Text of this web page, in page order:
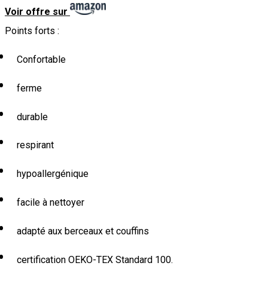
Voir offre sur
Points forts :
Confortable
ferme
durable
respirant
hypoallergénique
facile à nettoyer
adapté aux berceaux et couffins
certification OEKO-TEX Standard 100.